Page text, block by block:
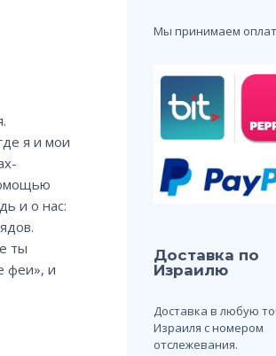
я и мои
и о нас:
ты
феи», и
Мы принимаем
Доставка по
Израилю
Доставка в любую
Израиля с номером
отслежевания.